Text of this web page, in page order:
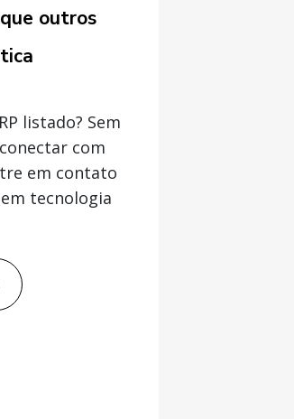
outros
listado? Sem
com
em contato
tecnologia